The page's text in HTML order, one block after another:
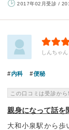
2017年02月受診 /
しんちゃ
内科 便秘
この口コミは受診か
親身になって話を
大和小泉駅から歩